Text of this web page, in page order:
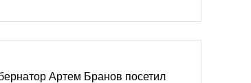
Артем Бранов посетил